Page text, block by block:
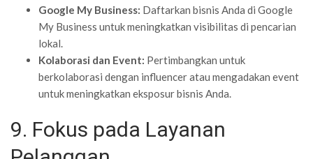
Google My Business: Daftarkan bisnis Anda di Google
My Business untuk meningkatkan visibilitas di pencarian
lokal.
Kolaborasi dan Event: Pertimbangkan untuk
berkolaborasi dengan influencer atau mengadakan event
untuk meningkatkan eksposur bisnis Anda.
9. Fokus pada Layanan